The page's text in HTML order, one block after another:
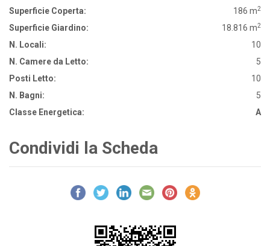
Superficie Coperta:
186 m2
Superficie Giardino: 18.816 m2
N. Locali:
10
N. Camere da Letto:
5
Posti Letto:
10
N. Bagni:
5
Classe Energetica:
A
Condividi la Scheda